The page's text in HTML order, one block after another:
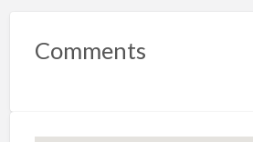
Comments